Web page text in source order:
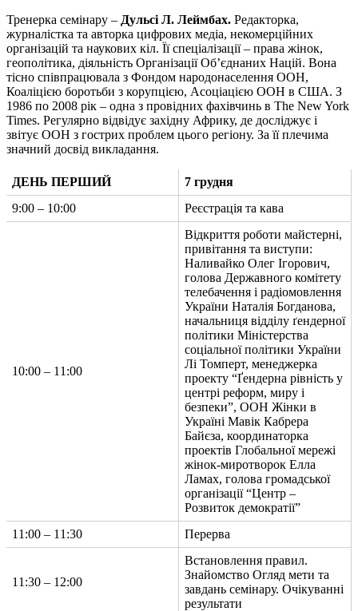
Тренерка семінару – Дульсі Л. Леймбах. Редакторка,
журналістка та авторка цифрових медіа, некомерційних
організацій та наукових кіл. Її спеціалізації – права жінок,
геополітика, діяльність Організації Об’єднаних Націй. Вона
тісно співпрацювала з Фондом народонаселення ООН,
Коаліцією боротьби з корупцією, Асоціацією ООН в США. З
1986 по 2008 рік – одна з провідних фахівчинь в The New York
Times. Регулярно відвідує західну Африку, де досліджує і
звітує ООН з гострих проблем цього регіону. За її плечима
значний досвід викладання.
ДЕНЬ ПЕРШИЙ
7 грудня
9:00 – 10:00
Реєстрація та кава
10:00 – 11:00
Відкриття роботи майстерні,
привітання та виступи:
Наливайко Олег Ігорович,
голова Державного комітету
телебачення і радіомовлення
України Наталія Богданова,
начальниця відділу ґендерної
політики Міністерства
соціальної політики України
Лі Томперт, менеджерка
проекту “Ґендерна рівність у
центрі реформ, миру і
безпеки”, ООН Жінки в
Україні Мавік Кабрера
Байєза, координаторка
проектів Глобальної мережі
жінок-миротворок Елла
Ламах, голова громадської
організації “Центр –
Розвиток демократії”
11:00 – 11:30
Перерва
11:30 – 12:00
Встановлення правил.
Знайомство Огляд мети та
завдань семінару. Очікуванні
результати